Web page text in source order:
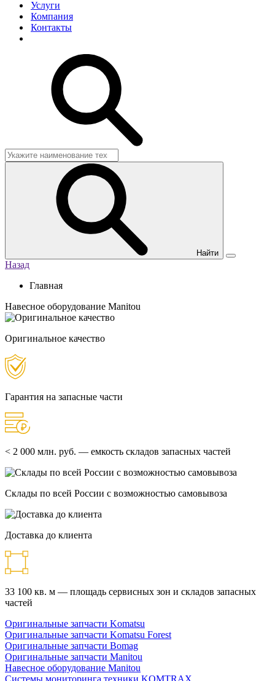
Услуги
Компания
Контакты
Найти
Назад
Главная
Навесное оборудование Manitou
Оригинальное качество
Гарантия на запасные части
< 2 000 млн. руб. — емкость складов запасных частей
Склады по всей России с возможностью самовывоза
Доставка до клиента
33 100 кв. м — площадь сервисных зон и складов запасных
частей
Оригинальные запчасти Komatsu
Оригинальные запчасти Komatsu Forest
Оригинальные запчасти Bomag
Оригинальные запчасти Manitou
Навесное оборудование Manitou
Системы мониторинга техники KOMTRAX